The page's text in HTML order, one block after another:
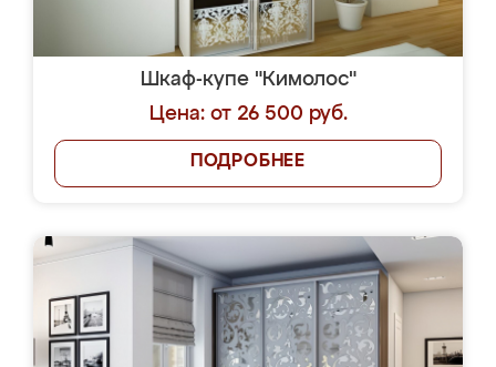
Шкаф-купе "Кимолос"
Цена: от 26 500 руб.
ПОДРОБНЕЕ